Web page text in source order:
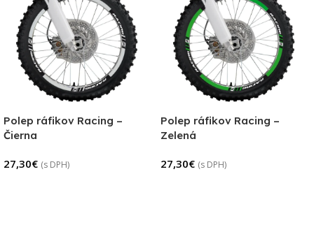
Polep ráfikov Racing –
Čierna
27,30€ (s DPH)
Polep ráfikov Racing –
Zelená
27,30€ (s DPH)